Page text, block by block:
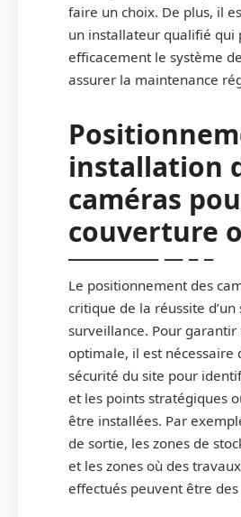
faire un choix. De plus, il
un installateur qualifié qui
efficacement le système
assurer la maintenance
installation
caméras
couverture
Le positionnement des
critique de la réussite d’un
surveillance. Pour
optimale, il est nécessaire
sécurité du site pour
et les points stratégiques
être installées. Par
de sortie, les zones de
et les zones où des
effectués peuvent être